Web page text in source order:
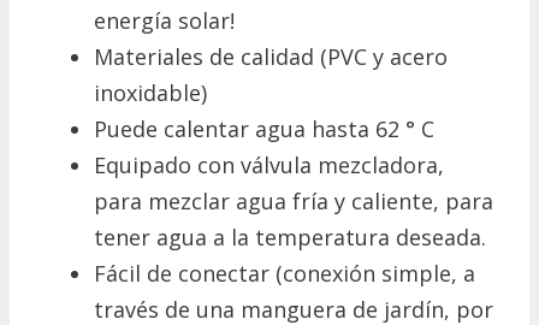
energía solar!
Materiales de calidad (PVC y acero
inoxidable)
Puede calentar agua hasta 62 ° C
Equipado con válvula mezcladora,
para mezclar agua fría y caliente, para
tener agua a la temperatura deseada.
Fácil de conectar (conexión simple, a
través de una manguera de jardín, por